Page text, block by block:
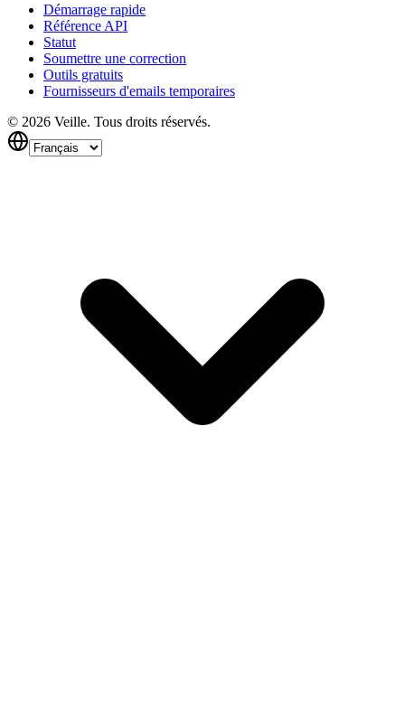
Démarrage rapide
Référence API
Statut
Soumettre une correction
Outils gratuits
Fournisseurs d'emails temporaires
© 2026 Veille. Tous droits réservés.